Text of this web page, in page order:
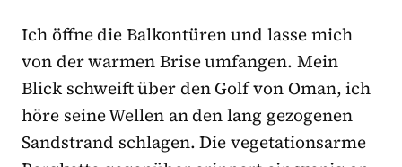
Ich öffne die Balkontüren und lasse mich
von der warmen Brise umfangen. Mein
Blick schweift über den Golf von Oman, ich
höre seine Wellen an den lang gezogenen
Sandstrand schlagen. Die vegetationsarme